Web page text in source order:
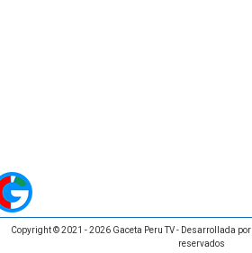
Copyright © 2021 - 2026 Gaceta Peru TV - Desarrollada por
reservados